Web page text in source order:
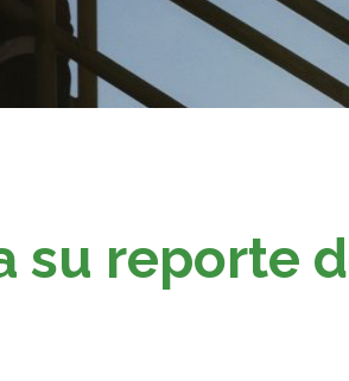
su reporte